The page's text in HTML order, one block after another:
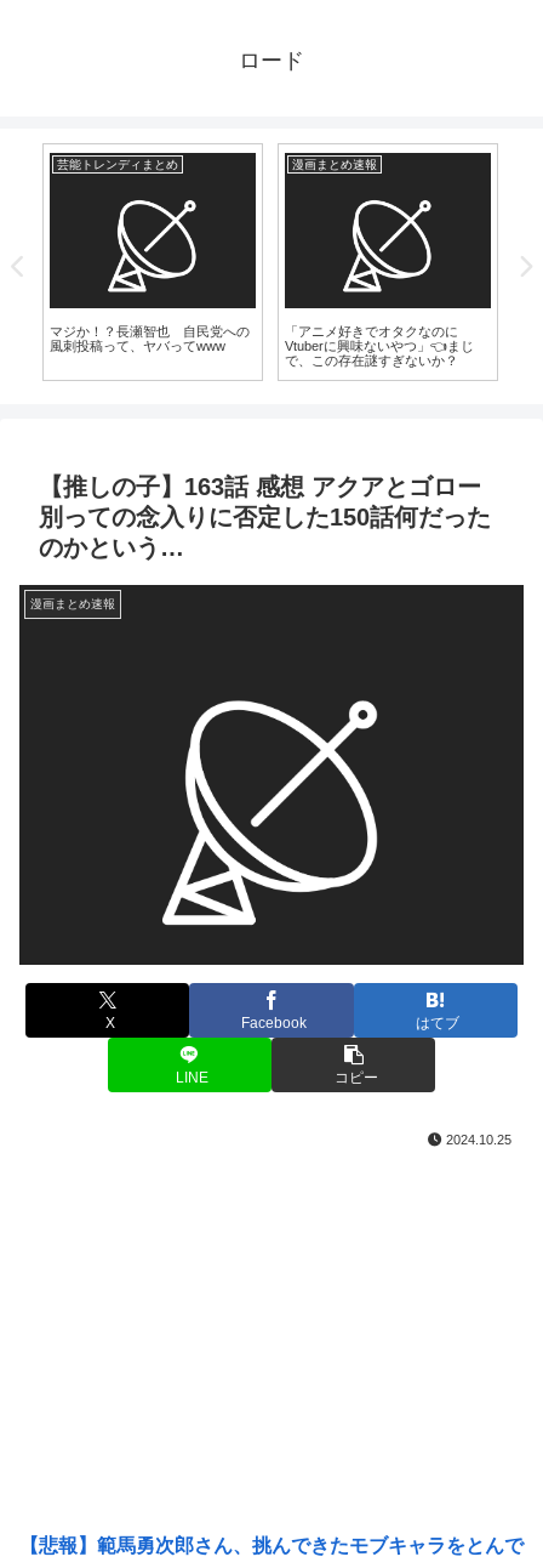
ロード
芸能トレンディまとめ
マジか！？長瀬智也 自民党への
風刺投稿って、ヤバってwww
漫画まとめ速報
「アニメ好きでオタクなのに
Vtuberに興味ないやつ」👈まじ
で、この存在謎すぎないか？
【推しの子】163話 感想 アクアとゴロー
別っての念入りに否定した150話何だった
のかという…
漫画まとめ速報
X Facebook はてブ
LINE コピー
2024.10.25
【悲報】範馬勇次郎さん、挑んできたモブキャラをとんで